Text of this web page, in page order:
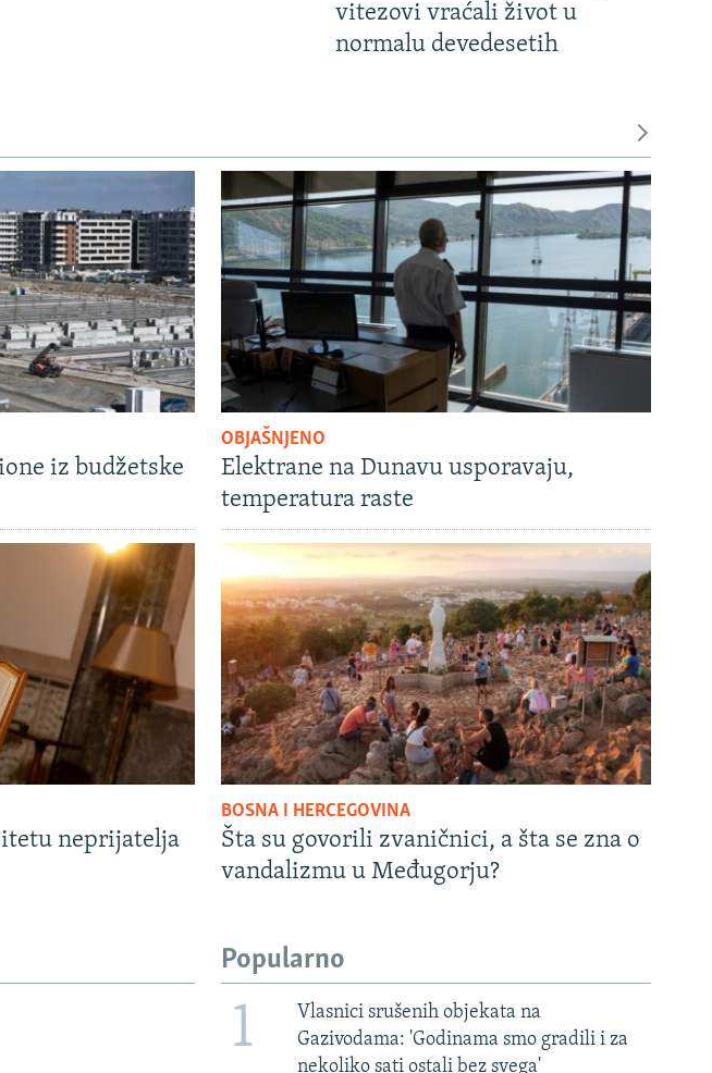
vitezovi vraćali život u
normalu devedesetih
iz budžetske
OBJAŠNJENO
Elektrane na Dunavu usporavaju,
temperatura raste
neprijatelja
BOSNA I HERCEGOVINA
Šta su govorili zvaničnici, a šta se zna o
vandalizmu u Međugorju?
Popularno
1
Vlasnici srušenih objekata na
Gazivodama: 'Godinama smo gradili i za
nekoliko sati ostali bez svega'